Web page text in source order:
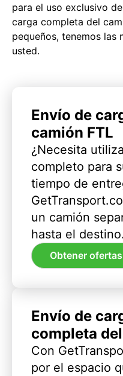
para el uso exclusivo
carga completa del
pequeños, tenemos las
usted.
Envío de
camión FTL
¿Necesita
completo para
tiempo de
un camión
hasta el destino.
Obtener ofertas
Envío de
completa
Con
por el espacio